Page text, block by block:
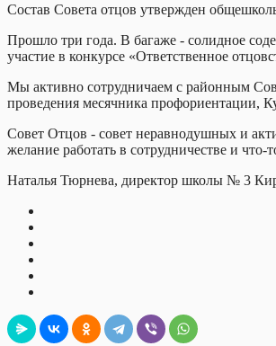
Состав Совета отцов утвержден
Прошло три года. В багаже - солидное
участие в конкурсе «Ответственное
Мы активно сотрудничаем с районным
проведения месячника профориентации,
Совет Отцов - совет неравнодушных и
желание работать в сотрудничестве и что-
Наталья Тюрнева, директор школы № 3